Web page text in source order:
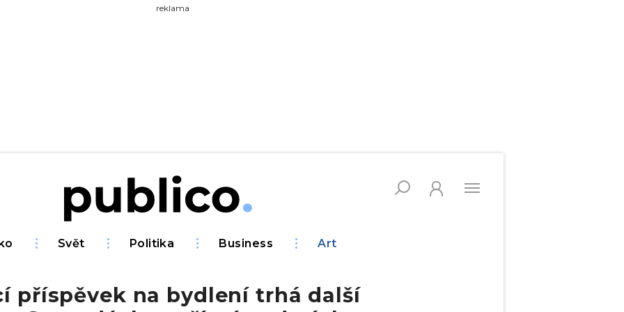
reklama
Svět Politika Business Art
příspěvek na bydlení trhá další
na Publiku